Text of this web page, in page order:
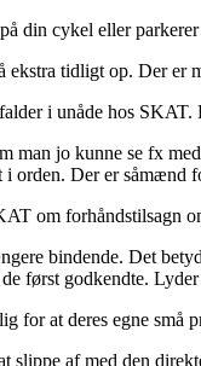
din cykel eller
tidligt op. Der er
i unåde hos
man jo kunne se fx
orden. Der er såmænd
om forhåndstilsagn
bindende. Det
først godkendte.
for at deres egne små
slippe af med den